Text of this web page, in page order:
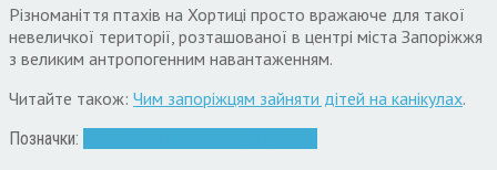
Різноманіття птахів на Хортиці просто вражаюче для такої
невеличкої території, розташованої в центрі міста Запоріжжя
з великим антропогенним навантаженням.
Читайте також: Чим запоріжцям зайняти дітей на канікулах.
Позначки: